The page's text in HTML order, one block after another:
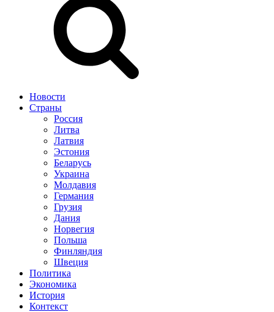
Новости
Страны
Россия
Литва
Латвия
Эстония
Беларусь
Украина
Молдавия
Германия
Грузия
Дания
Норвегия
Польша
Финляндия
Швеция
Политика
Экономика
История
Контекст